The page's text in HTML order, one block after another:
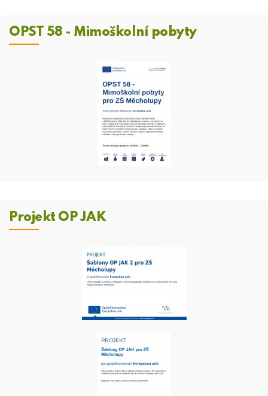
OPST 58 - Mimoškolní pobyty
Projekt OP JAK